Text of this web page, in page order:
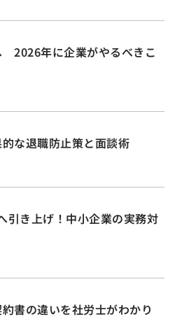
2026年に企業がやるべきこ
な退職防止策と面談術
引き上げ！中小企業の実務対
書の違いを社労士がわかり